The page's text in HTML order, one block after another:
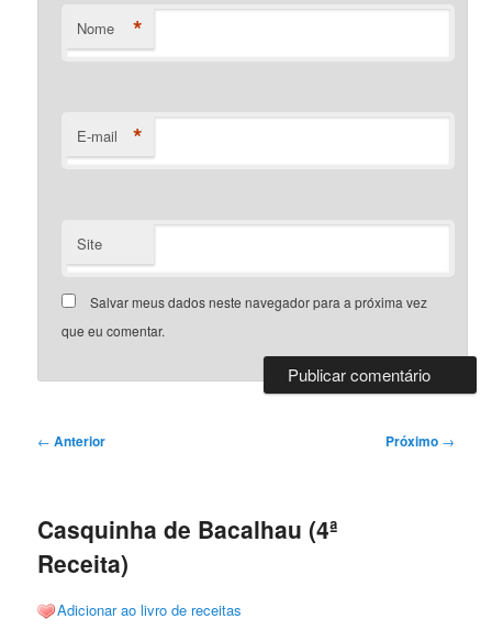
Nome *
E-mail *
Site
Salvar meus dados neste navegador para a próxima vez
que eu comentar.
Navegação
← Anterior Próximo →
Casquinha de Bacalhau (4ª
Receita)
Adicionar ao livro de receitas